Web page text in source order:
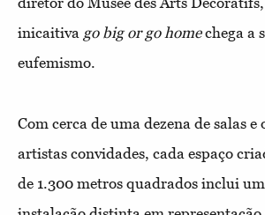
inicaitiva go big or go homechega a
eufemismo.
Com cerca de uma dezena de salas
artistas convidades, cada espaço
de 1.300 metros quadrados inclui